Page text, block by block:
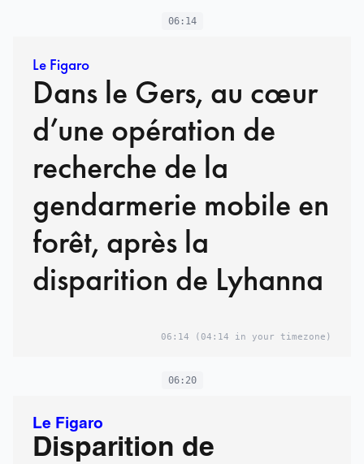
06:14
Le Figaro
Dans le Gers, au cœur
d’une opération de
recherche de la
gendarmerie mobile en
forêt, après la
disparition de Lyhanna
06:14 (04:14 in your timezone)
06:20
Le Figaro
Disparition de